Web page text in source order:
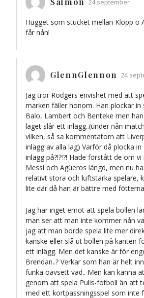
24 september
Hugget som stucket mellan Klopp o
får nån!
GlennGlennon 24
Jag tror Rodgers envishet med att
marken fäller honom. Han plockar
Balo, Lambert och Benteke men
laget slår ett inlägg..(under nån
vilken, så sa kommentatorn att
inlägg av alla lag) Varför då plocka in
inlägg på?!?!?! Hade förstått de om
Messi och Agüeros längd, men nu
relativt stora och luftstarka spelare,
lite där då han är bättre med
Jag har inget emot att spela bollen
man ser att man inte kommer nån
jag att man borde spela lite mer
kanske eller slå ut bollen på kanten
ett inlägg. Men det kanske är för
Brendan..? Verkar som han är helt
funka oavsett vad.. Men kan känna
genom att spela Pulis-fotboll än att
med ett kortpassningsspel som inte